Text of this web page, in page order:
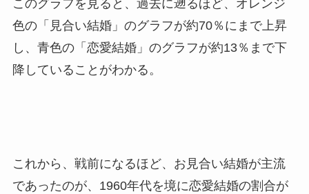
このグラフを見ると、過去に遡るほど、オレンジ
色の「見合い結婚」のグラフが約70％にまで上昇
し、青色の「恋愛結婚」のグラフが約13％まで下
降していることがわかる。
これから、戦前になるほど、お見合い結婚が主流
であったのが、1960年代を境に恋愛結婚の割合が